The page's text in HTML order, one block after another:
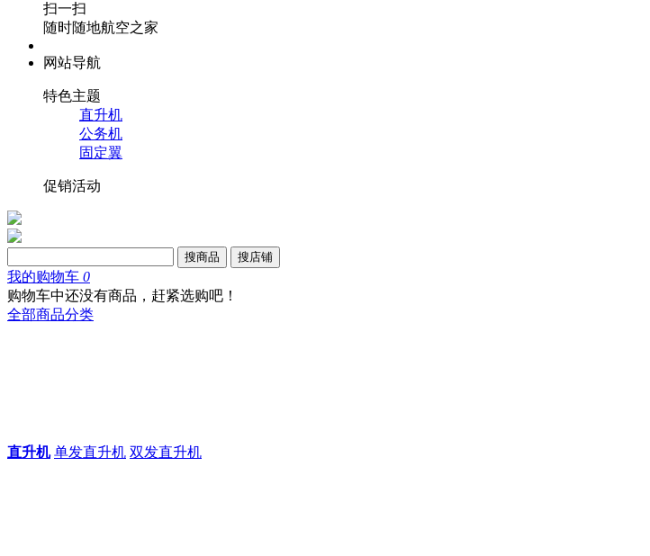
扫一扫
随时随地航空之家
网站导航
特色主题
直升机
公务机
固定翼
促销活动
搜商品 搜店铺
我的购物车 0
购物车中还没有商品，赶紧选购吧！
全部商品分类
直升机 单发直升机 双发直升机